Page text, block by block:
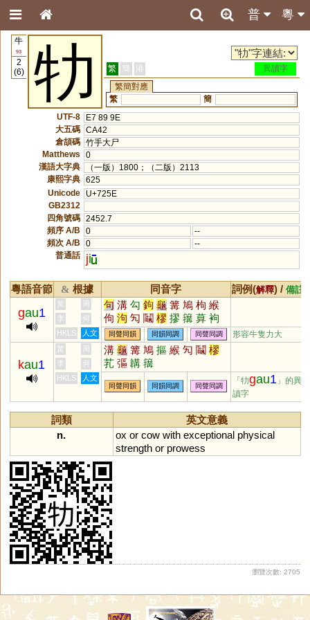
粵
普
牛
93
2
(6)
牞 繁 簡 港
異讀字
繁簡對應
繁
簡
UTF-8
E7 89 9E
大五碼 CA42
倉頡碼 竹手大尸
Matthews
0
漢語大字典
（一版）1800；（二版）2113
康熙字典 625
Unicode
U+725E
GB2312
四角號碼 2452.7
頻序 A/B
0
--
頻次 A/B
0
--
普通話
ji
粵語音節 & 根據 同音字 詞例(解釋) / 備註
gau1
黃 周 句 溝 勾 鉤 龜 篝 鳩 枸 緱
佝 泃 勼 鬮 樛 摎 簼 萛 袧
韝 朻
李
何
HKLS
人文 同聲同韻 同韻同調 同聲同調 形容牛隻力大
kau1
黃 周 溝 龜 篝 鳩 摳 緱 勼 鬮 樛
芤 彄 韝 簼
李
何
HKLS
人文
同聲同韻 同韻同調 同聲同調
「牞gau1 」的異
讀字
詞類
英文意義
n.
ox or cow with exceptional physical
strength or prowess
瀏覽次數: 2705